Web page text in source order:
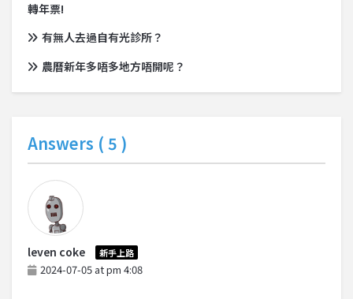
轉年票!
有無人去過自有光診所？
農曆新年多唔多地方唔開呢？
Answers ( 5 )
leven coke 新手上路
2024-07-05 at pm 4:08